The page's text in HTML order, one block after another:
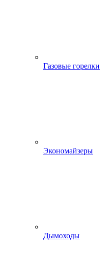
Газовые горелки
Экономайзеры
Дымоходы